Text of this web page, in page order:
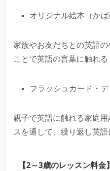
オリジナル絵本（かば
家族やお友だちとの英語
ことで英語の言葉に触れる
フラッシュカード・
親子で英語に触れる家庭
スを通して、繰り返し英
【2～3歳のレッスン料金】